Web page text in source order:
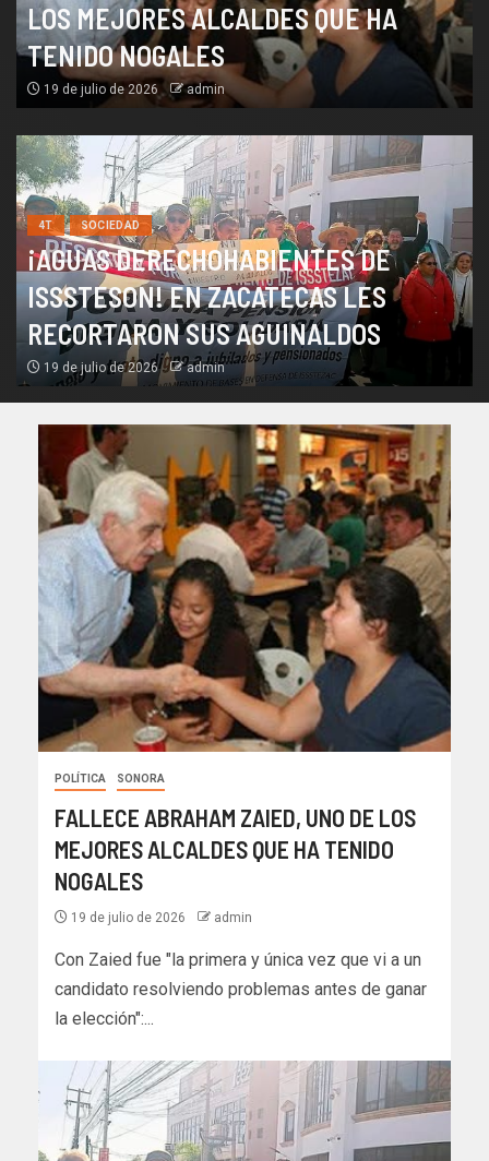
LOS MEJORES ALCALDES QUE HA
TENIDO NOGALES
19 de julio de 2026 admin
4T SOCIEDAD
¡AGUAS DERECHOHABIENTES DE
ISSSTESON! EN ZACATECAS LES
RECORTARON SUS AGUINALDOS
19 de julio de 2026 admin
POLÍTICA SONORA
FALLECE ABRAHAM ZAIED, UNO DE LOS
MEJORES ALCALDES QUE HA TENIDO
NOGALES
19 de julio de 2026 admin
Con Zaied fue "la primera y única vez que vi a un
candidato resolviendo problemas antes de ganar
la elección":...